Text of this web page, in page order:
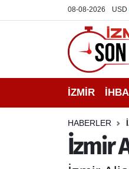
08-08-2026 USD
İZMİR
HABERLER
İzmir
İHBAR HATTI
DEPREM
EKONOMİ
İzmir Nöbetçi
İzmir Hava Durumu
İzmir Namaz
İzmir Trafik
Puan Durumu ve